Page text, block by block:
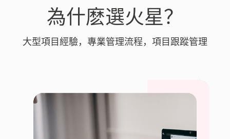
為什麽選火星？
大型項目經驗，專業管理流程，項目跟蹤管理